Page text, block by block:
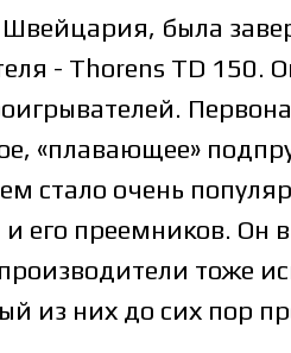
была
- Thorens TD 150.
«плавающее»
стало очень
его преемников. Он
тоже
из них до сих пор